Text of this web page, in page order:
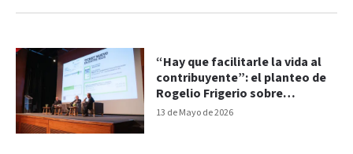
13 de Mayo de 2026
“Hay que facilitarle la vida al
contribuyente”: el planteo de
Rogelio Frigerio sobre
impuestos